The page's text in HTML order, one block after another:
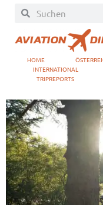
HOME
INTERNATIONAL
TRIPREPORTS